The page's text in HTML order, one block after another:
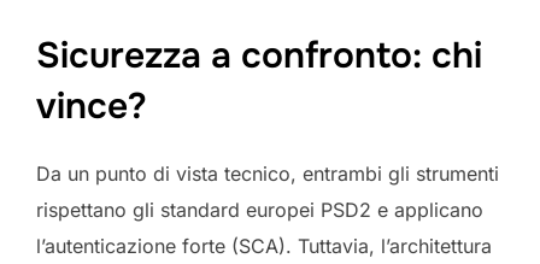
Sicurezza a confronto: chi
vince?
Da un punto di vista tecnico, entrambi gli strumenti
rispettano gli standard europei PSD2 e applicano
l’autenticazione forte (SCA). Tuttavia, l’architettura